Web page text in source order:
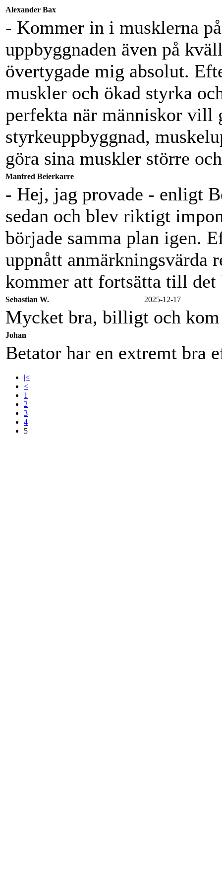
Alexander Bax
- Kommer in i musklerna
uppbyggnaden även på
övertygade mig absolut.
muskler och ökad styrka
perfekta när människor vill
styrkeuppbyggnad,
göra sina muskler större
Manfred Beierkarre
- Hej, jag provade - enligt
sedan och blev riktigt
började samma plan igen.
uppnått anmärkningsvärda
kommer att fortsätta till
Sebastian W. 2025-12-17
Mycket bra, billigt och
Johan
Betator har en extremt bra
|<
<
1
2
3
4
5